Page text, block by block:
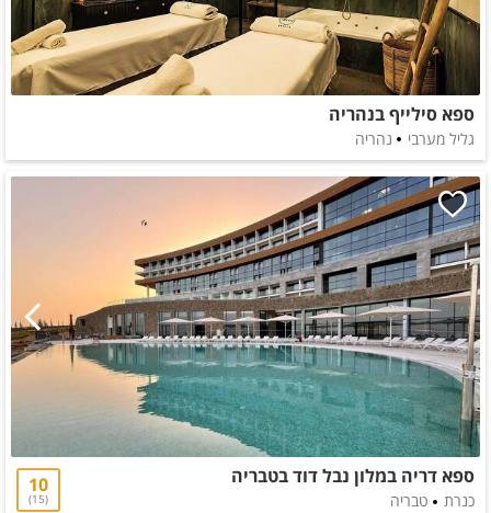
ספא סילייף בנהריה
גליל מערבי נהריה
ספא דריה במלון נבל דוד בטבריה
כנרת טבריה
10
15